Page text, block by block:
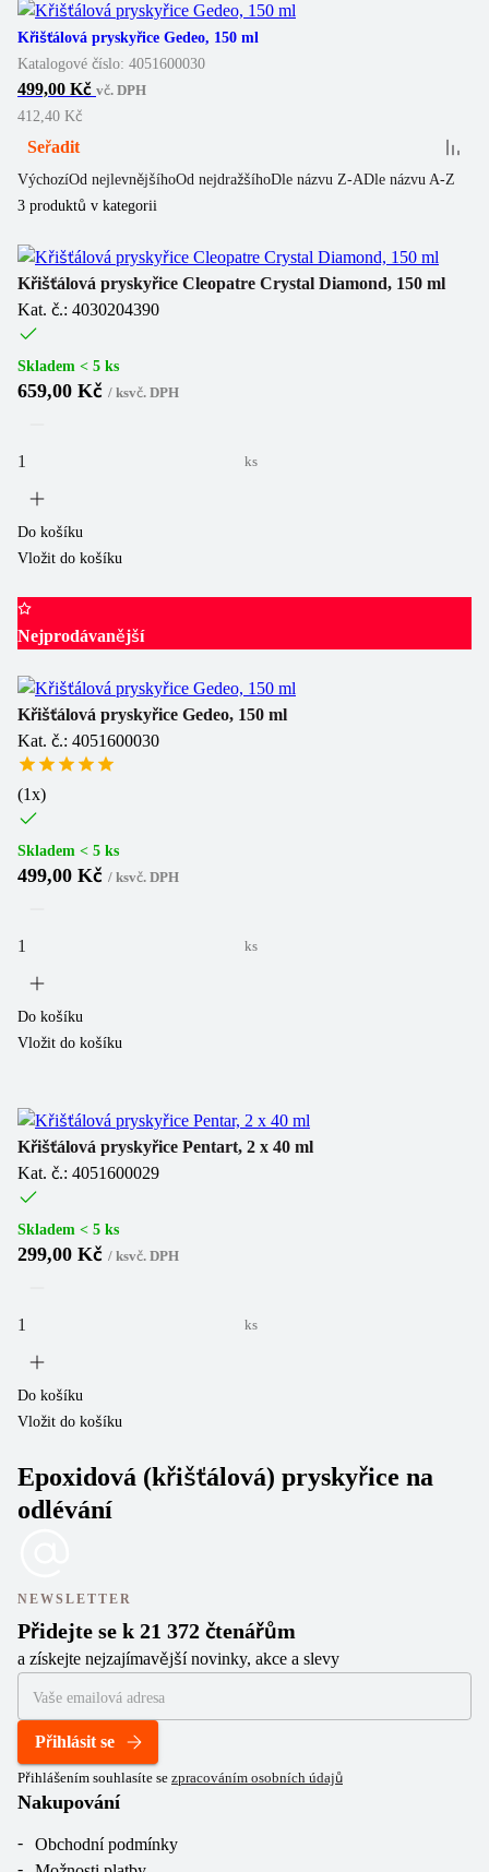
Křišťálová pryskyřice Gedeo, 150 ml
Katalogové číslo: 4051600030
499,00 Kč vč. DPH
412,40 Kč
Seřadit
VýchozíOd nejlevnějšíhoOd nejdražšíhoDle názvu Z-ADle názvu A-Z
3 produktů v kategorii
Křišťálová pryskyřice Cleopatre Crystal Diamond, 150 ml
Kat. č.: 4030204390
Skladem < 5 ks
659,00 Kč / ksvč. DPH
ks
Do košíku
Vložit do košíku
Nejprodávanější
Křišťálová pryskyřice Gedeo, 150 ml
Kat. č.: 4051600030
(1x)
Skladem < 5 ks
499,00 Kč / ksvč. DPH
ks
Do košíku
Vložit do košíku
Křišťálová pryskyřice Pentart, 2 x 40 ml
Kat. č.: 4051600029
Skladem < 5 ks
299,00 Kč / ksvč. DPH
ks
Do košíku
Vložit do košíku
Epoxidová (křišťálová) pryskyřice na
odlévání
NEWSLETTER
Přidejte se k 21 372 čtenářům
a získejte nejzajímavější novinky, akce a slevy
Přihlásit se
Přihlášením souhlasíte se zpracováním osobních údajů
Nakupování
Obchodní podmínky